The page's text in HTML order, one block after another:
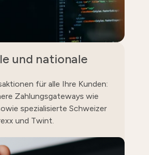
und nationale
für alle Ihre Kunden:
Zahlungsgateways wie
spezialisierte Schweizer
und Twint.